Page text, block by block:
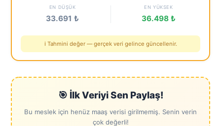
EN DÜŞÜK
33.691 ₺
EN YÜKSEK
36.498 ₺
ℹ️ Tahmini değer — gerçek veri gelince güncellenir.
🎯 İlk Veriyi Sen Paylaş!
Bu meslek için henüz maaş verisi girilmemiş. Senin verin
çok değerli!